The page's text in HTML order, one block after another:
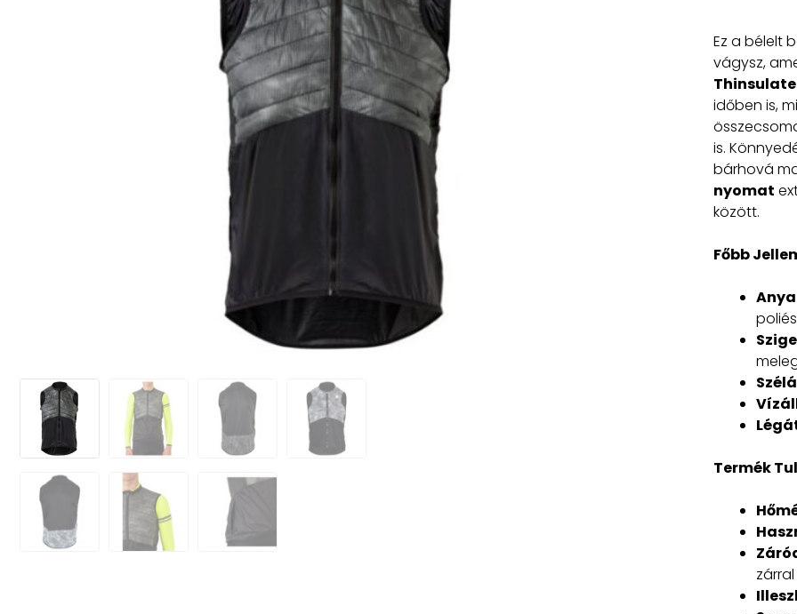
Ez a bélelt
vágysz,
Thinsulate
időben is,
is.
bárhová
nyomat
között.
Főbb
Termék
zárral